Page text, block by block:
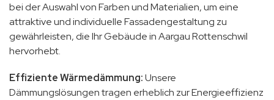
bei der Auswahl von Farben und Materialien, um eine
attraktive und individuelle Fassadengestaltung zu
gewährleisten, die Ihr Gebäude in Aargau Rottenschwil
hervorhebt.
Effiziente Wärmedämmung:Unsere
Dämmungslösungen tragen erheblich zur Energieeffizienz